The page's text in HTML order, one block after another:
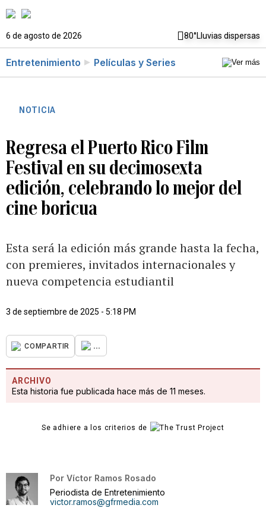
6 de agosto de 2026 80°Lluvias dispersas
Entretenimiento Películas y Series
NOTICIA
Regresa el Puerto Rico Film
Festival en su decimosexta
edición, celebrando lo mejor del
cine boricua
Esta será la edición más grande hasta la fecha,
con premieres, invitados internacionales y
nueva competencia estudiantil
3 de septiembre de 2025 - 5:18 PM
COMPARTIR ...
ARCHIVO
Esta historia fue publicada hace más de 11 meses.
Se adhiere a los criterios de
Por Víctor Ramos Rosado
Periodista de Entretenimiento
victor.ramos@gfrmedia.com